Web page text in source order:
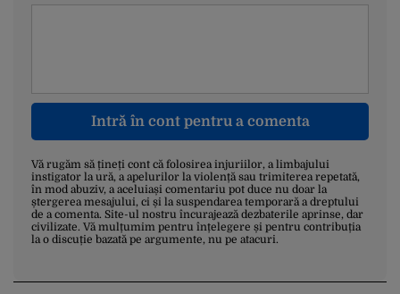
Intră în cont pentru a comenta
Vă rugăm să țineți cont că folosirea injuriilor, a limbajului
instigator la ură, a apelurilor la violență sau trimiterea repetată,
în mod abuziv, a aceluiași comentariu pot duce nu doar la
ștergerea mesajului, ci și la suspendarea temporară a dreptului
de a comenta. Site-ul nostru încurajează dezbaterile aprinse, dar
civilizate. Vă mulțumim pentru înțelegere și pentru contribuția
la o discuție bazată pe argumente, nu pe atacuri.